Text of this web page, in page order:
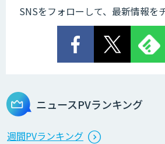
SNSをフォローして、最新情報を
ニュースPVランキング
週間PVランキング